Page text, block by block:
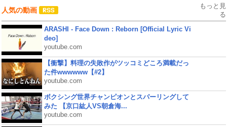
人気の動画
もっと見
る
ARASHI - Face Down : Reborn [Official Lyric Vi
deo]
youtube.com
【衝撃】料理の失敗作がツッコミどころ満載だっ
た件wwwwww【#2】
youtube.com
ボクシング世界チャンピオンとスパーリングして
みた 【京口紘人VS朝倉海...
youtube.com